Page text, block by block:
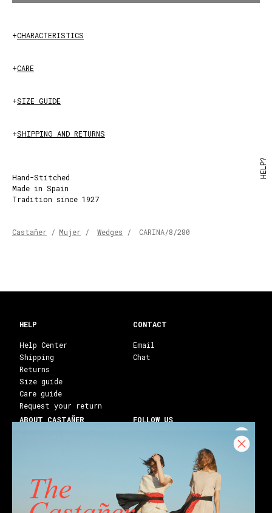
+CHARACTERISTICS
+CARE
+SIZE GUIDE
+SHIPPING AND RETURNS
Hand-Stitched
Made in Spain
Tradition since 1927
Castañer / Mujer / Wedges / CARINA/8/280
CONTACT
Email
Chat
HELP
Help Center
Shipping
Returns
Size guide
Care guide
Request your return
ABOUT CASTAÑER
Franchises
Stores
Castañer Society
FOLLOW US
Facebook
Youtube
Blog
HELP?